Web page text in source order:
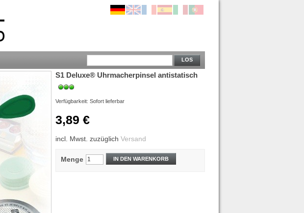
LOS
S1 Deluxe® Uhrmacherpinsel antistatisch
Verfügbarkeit: Sofort lieferbar
3,89 €
incl. Mwst. zuzüglich Versand
Menge IN DEN WARENKORB